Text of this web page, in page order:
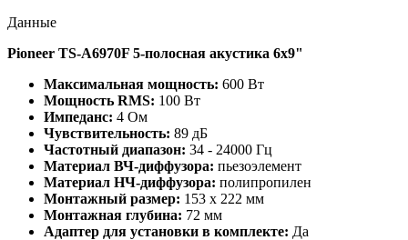
Данные
Pioneer TS-A6970F 5-полосная акустика 6х9"
Максимальная мощность: 600 Вт
Мощность RMS: 100 Вт
Импеданс: 4 Ом
Чувствительность: 89 дБ
Частотный диапазон: 34 - 24000 Гц
Материал ВЧ-диффузора: пьезоэлемент
Материал НЧ-диффузора: полипропилен
Монтажный размер: 153 x 222 мм
Монтажная глубина: 72 мм
Адаптер для установки в комплекте: Да